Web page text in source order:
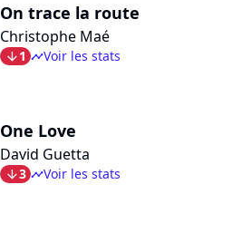
On trace la route
Christophe Maé
arrow_bot1 timelineVoir les stats
One Love
David Guetta
arrow_bot3 timelineVoir les stats